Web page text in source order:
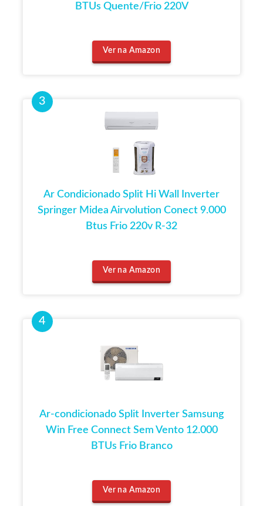
BTUs Quente/Frio 220V
Ver na Amazon
Ar Condicionado Split Hi Wall Inverter
Springer Midea Airvolution Conect 9.000
Btus Frio 220v R-32
Ver na Amazon
Ar-condicionado Split Inverter Samsung
Win Free Connect Sem Vento 12.000
BTUs Frio Branco
Ver na Amazon